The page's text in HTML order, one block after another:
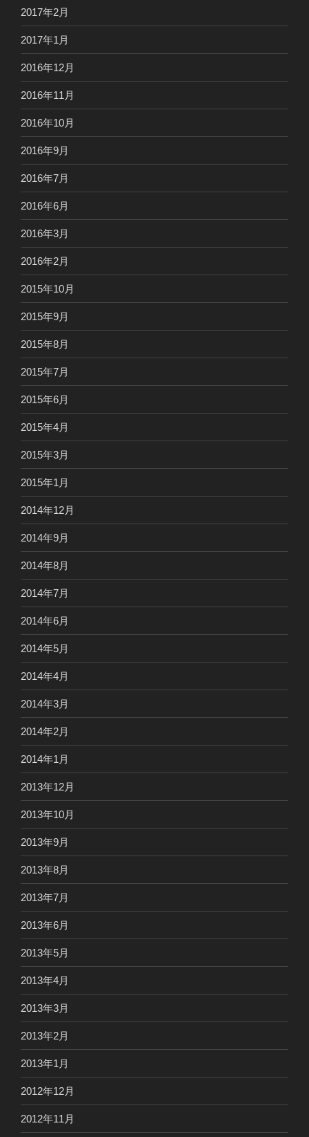
2017年2月
2017年1月
2016年12月
2016年11月
2016年10月
2016年9月
2016年7月
2016年6月
2016年3月
2016年2月
2015年10月
2015年9月
2015年8月
2015年7月
2015年6月
2015年4月
2015年3月
2015年1月
2014年12月
2014年9月
2014年8月
2014年7月
2014年6月
2014年5月
2014年4月
2014年3月
2014年2月
2014年1月
2013年12月
2013年10月
2013年9月
2013年8月
2013年7月
2013年6月
2013年5月
2013年4月
2013年3月
2013年2月
2013年1月
2012年12月
2012年11月